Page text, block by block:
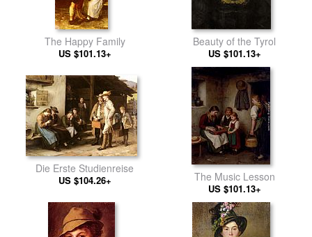
The Happy Family
US $101.13+
Beauty of the Tyrol
US $101.13+
Die Erste Studienreise
US $104.26+ The Music Lesson
US $101.13+